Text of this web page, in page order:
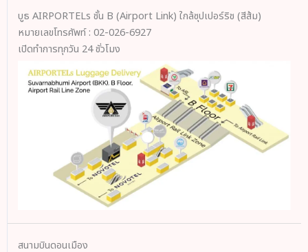
บูธ AIRPORTELs ชั้น B (Airport Link) ใกล้ซุปเปอร์ริช (สีส้ม)
หมายเลขโทรศัพท์ : 02-026-6927
เปิดทำการทุกวัน 24 ชั่วโมง
สนามบินดอนเมือง